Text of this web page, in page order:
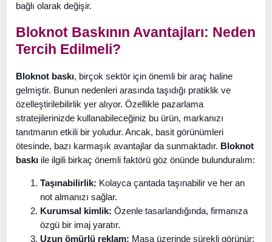
bağlı olarak değişir.
Bloknot Baskının Avantajları: Neden
Tercih Edilmeli?
Bloknot baskı, birçok sektör için önemli bir araç haline
gelmiştir. Bunun nedenleri arasında taşıdığı pratiklik ve
özelleştirilebilirlik yer alıyor. Özellikle pazarlama
stratejilerinizde kullanabileceğiniz bu ürün, markanızı
tanıtmanın etkili bir yoludur. Ancak, basit görünümleri
ötesinde, bazı karmaşık avantajlar da sunmaktadır. Bloknot
baskı ile ilgili birkaç önemli faktörü göz önünde bulunduralım:
Taşınabilirlik: Kolayca çantada taşınabilir ve her an
not almanızı sağlar.
Kurumsal kimlik: Özenle tasarlandığında, firmanıza
özgü bir imaj yaratır.
Uzun ömürlü reklam: Masa üzerinde sürekli görünür;